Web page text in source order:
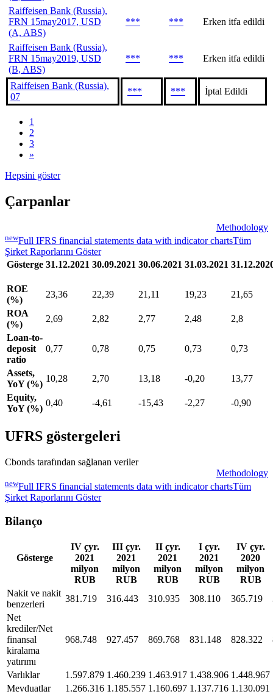
Raiffeisen Bank (Russia),
FRN 15may2017, USD
(A, ABS)
*** *** Erken itfa edildi
Raiffeisen Bank (Russia),
FRN 15may2019, USD
(B, ABS)
*** *** Erken itfa edildi
Raiffeisen Bank (Russia),
07
*** *** İptal Edildi
1
2
3
»
Hepsini göster
Çarpanlar
Methodology
newFull IFRS financial statements data with indicator chartsTüm
Şirket Raporlarını Göster
Gösterge 31.12.2021 30.09.2021 30.06.2021 31.03.2021
ROE
(%)
23,36 22,39 21,11 19,23
21,65
ROA
(%)
2,69 2,82 2,77 2,48
2,8
Loan-to-
deposit
ratio
0,77 0,78 0,75 0,73 0,73
Assets,
YoY (%)
10,28 2,70 13,18 -0,20
13,77
Equity,
YoY (%)
0,40 -4,61 -15,43 -2,27 -0,90
UFRS göstergeleri
Cbonds tarafından sağlanan veriler
Methodology
newFull IFRS financial statements data with indicator chartsTüm
Şirket Raporlarını Göster
Bilanço
Gösterge
IV çyr.
2021
milyon
RUB
III çyr.
2021
milyon
RUB
II çyr.
2021
milyon
RUB
I çyr.
2021
milyon
RUB
IV çyr.
2020
milyon
RUB
Nakit ve nakit
benzerleri
381.719 316.443 310.935 308.110 365.719
Net
krediler/Net
finansal
kiralama
yatırımı
968.748 927.457 869.768 831.148 828.322
Varlıklar 1.597.879 1.460.239 1.463.917 1.438.906 1.448.967
Mevduatlar
1.266.316 1.185.557 1.160.697 1.137.716 1.130.091